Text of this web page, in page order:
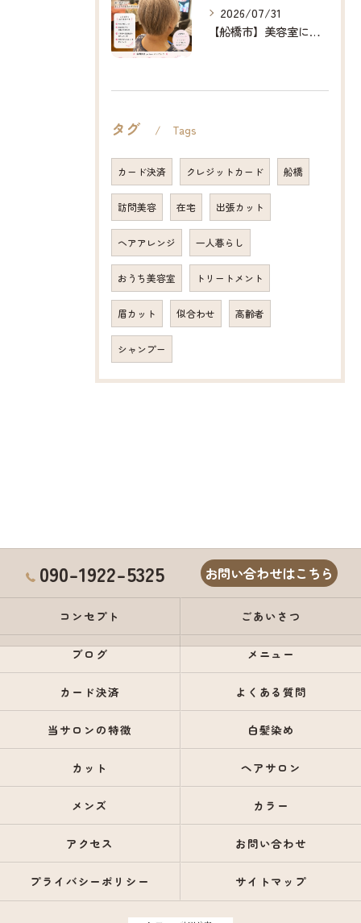
2026/07/31
【船橋市】美容室に行けない…をなくしたい✂️✨
タグ Tags
カード決済 クレジットカード 船橋
訪問美容 在宅 出張カット
ヘアアレンジ 一人暮らし
おうち美容室 トリートメント
眉カット 似合わせ 高齢者
シャンプー
090-1922-5325 お問い合わせはこちら
コンセプト ごあいさつ
ブログ メニュー
カード決済 よくある質問
当サロンの特徴 白髪染め
カット ヘアサロン
メンズ カラー
アクセス お問い合わせ
プライバシーポリシー サイトマップ